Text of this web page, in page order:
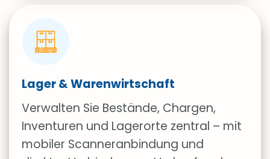
Lager & Warenwirtschaft
Verwalten Sie Bestände, Chargen,
Inventuren und Lagerorte zentral – mit
mobiler Scanneranbindung und